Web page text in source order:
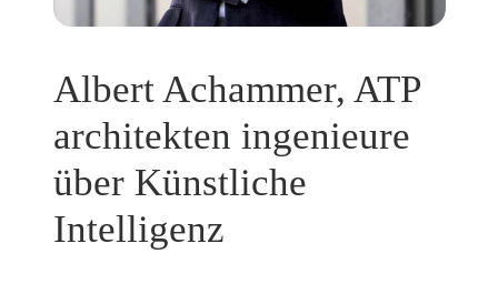
Albert Achammer, ATP
architekten ingenieure
über Künstliche
Intelligenz